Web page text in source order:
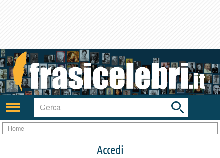
Attiva/disattiva
navigazione
Toggle
search
bar
Home
Accedi